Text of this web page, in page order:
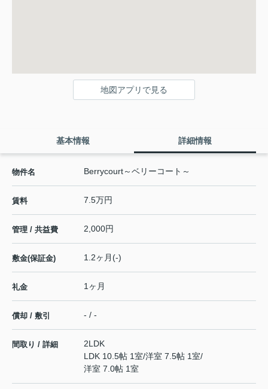
地図アプリで見る
基本情報 詳細情報
物件名 Berrycourt～ベリーコート～
賃料 7.5万円
管理 / 共益費 2,000円
敷金(保証金) 1.2ヶ月(-)
礼金 1ヶ月
償却 / 敷引 - / -
間取り / 詳細
2LDK
LDK 10.5帖 1室/洋室 7.5帖 1室/
洋室 7.0帖 1室